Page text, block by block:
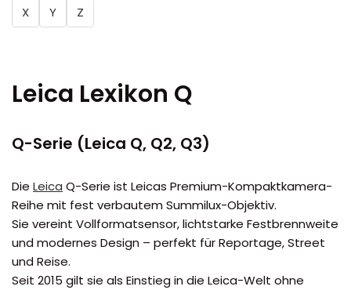
X Y Z
Leica Lexikon Q
Q-Serie (Leica Q, Q2, Q3)
Die Leica Q-Serie ist Leicas Premium-Kompaktkamera-
Reihe mit fest verbautem Summilux-Objektiv.
Sie vereint Vollformatsensor, lichtstarke Festbrennweite
und modernes Design – perfekt für Reportage, Street
und Reise.
Seit 2015 gilt sie als Einstieg in die Leica-Welt ohne